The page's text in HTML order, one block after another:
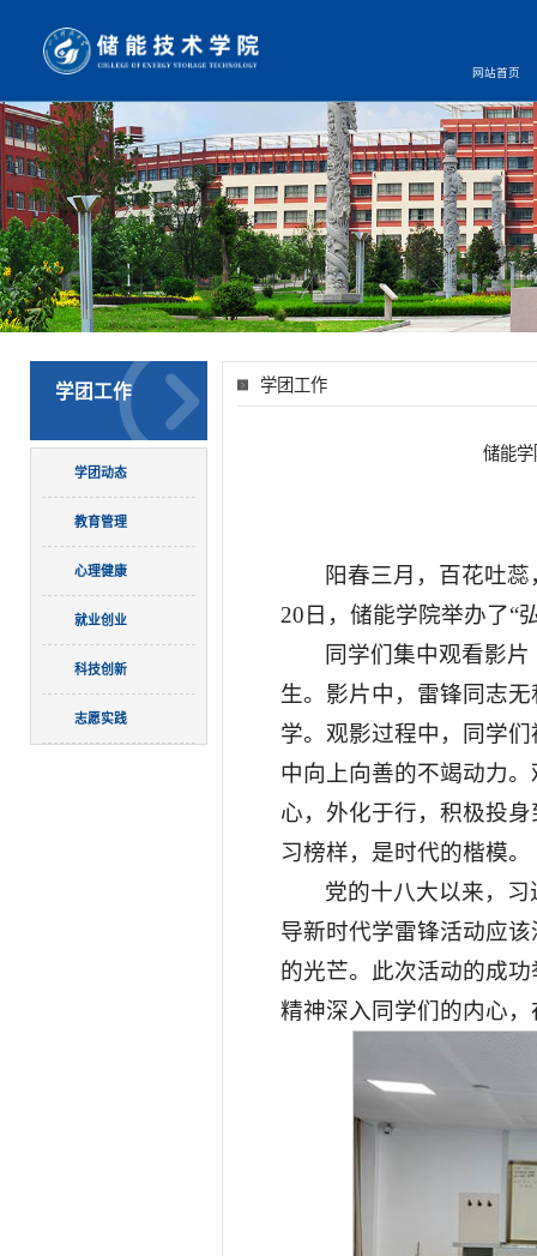
网站首页
学团工作
学团动态
教育管理
心理健康
就业创业
科技创新
志愿实践
学团工作
储能学
阳春三月，百花吐
20日，储能学院举办了“
同学们集中观看影
生。影片中，雷锋同志
学。观影过程中，同学
中向上向善的不竭动力
心，外化于行，积极投
习榜样，是时代的楷模。
党的十八大以来，
导新时代学雷锋活动应
的光芒。此次活动的成
精神深入同学们的内心